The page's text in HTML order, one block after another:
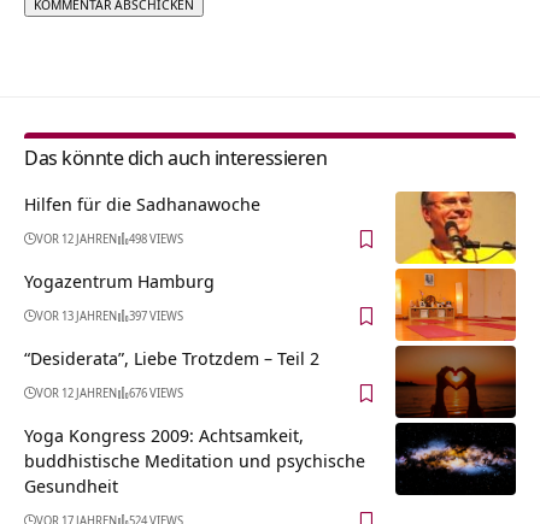
Das könnte dich auch interessieren
Hilfen für die Sadhanawoche
VOR 12 JAHREN 498 VIEWS
Yogazentrum Hamburg
VOR 13 JAHREN 397 VIEWS
“Desiderata”, Liebe Trotzdem – Teil 2
VOR 12 JAHREN 676 VIEWS
Yoga Kongress 2009: Achtsamkeit,
buddhistische Meditation und psychische
Gesundheit
VOR 17 JAHREN 524 VIEWS